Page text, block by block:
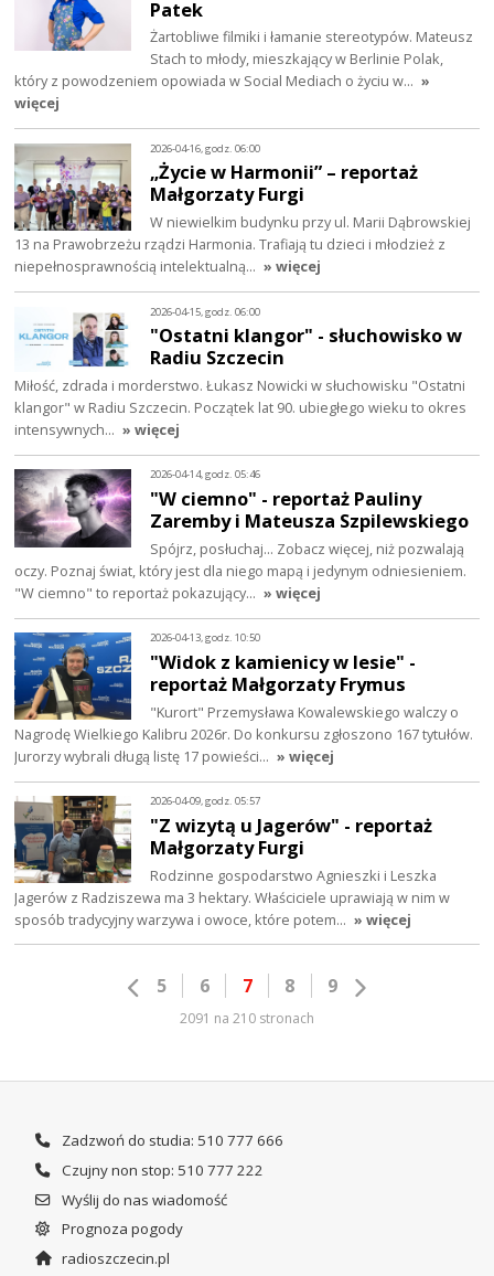
Patek
Żartobliwe filmiki i łamanie stereotypów. Mateusz
Stach to młody, mieszkający w Berlinie Polak,
który z powodzeniem opowiada w Social Mediach o życiu w… »
więcej
2026-04-16, godz. 06:00
„Życie w Harmonii” – reportaż
Małgorzaty Furgi
W niewielkim budynku przy ul. Marii Dąbrowskiej
13 na Prawobrzeżu rządzi Harmonia. Trafiają tu dzieci i młodzież z
niepełnosprawnością intelektualną… » więcej
2026-04-15, godz. 06:00
"Ostatni klangor" - słuchowisko w
Radiu Szczecin
Miłość, zdrada i morderstwo. Łukasz Nowicki w słuchowisku "Ostatni
klangor" w Radiu Szczecin. Początek lat 90. ubiegłego wieku to okres
intensywnych… » więcej
2026-04-14, godz. 05:46
"W ciemno" - reportaż Pauliny
Zaremby i Mateusza Szpilewskiego
Spójrz, posłuchaj… Zobacz więcej, niż pozwalają
oczy. Poznaj świat, który jest dla niego mapą i jedynym odniesieniem.
"W ciemno" to reportaż pokazujący… » więcej
2026-04-13, godz. 10:50
"Widok z kamienicy w lesie" -
reportaż Małgorzaty Frymus
"Kurort" Przemysława Kowalewskiego walczy o
Nagrodę Wielkiego Kalibru 2026r. Do konkursu zgłoszono 167 tytułów.
Jurorzy wybrali długą listę 17 powieści… » więcej
2026-04-09, godz. 05:57
"Z wizytą u Jagerów" - reportaż
Małgorzaty Furgi
Rodzinne gospodarstwo Agnieszki i Leszka
Jagerów z Radziszewa ma 3 hektary. Właściciele uprawiają w nim w
sposób tradycyjny warzywa i owoce, które potem… » więcej
5 6 7 8 9
2091 na 210 stronach
Zadzwoń do studia: 510 777 666
Czujny non stop: 510 777 222
Wyślij do nas wiadomość
Prognoza pogody
radioszczecin.pl